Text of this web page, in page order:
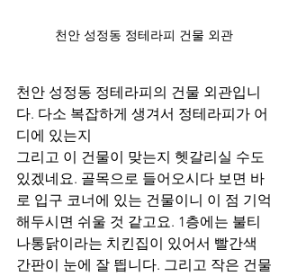
천안 성정동 정테라피 건물 외관
천안 성정동 정테라피의 건물 외관입니
다. 다소 복잡하게 생겨서 정테라피가 어
디에 있는지
그리고 이 건물이 맞는지 헷갈리실 수도
있겠네요. 골목으로 들어오시다 보면 바
로 입구 코너에 있는 건물이니 이 점 기억
해두시면 쉬울 것 같고요. 1층에는 불티
나통닭이라는 치킨집이 있어서 빨간색
간판이 눈에 잘 띕니다. 그리고 작은 건물